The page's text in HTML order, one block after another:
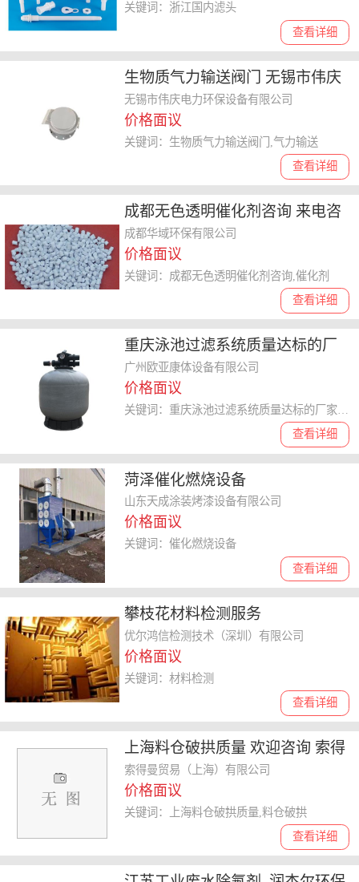
查看详细
关键词：浙江国内滤头
生物质气力输送阀门 无锡市伟庆
电力环保设备供应
无锡市伟庆电力环保设备有限公司
价格面议
查看详细
关键词：生物质气力输送阀门,气力输送
成都无色透明催化剂咨询 来电咨
询 成都华域环保供应
成都华域环保有限公司
价格面议
查看详细
关键词：成都无色透明催化剂咨询,催化剂
重庆泳池过滤系统质量达标的厂
家 服务为先 广州欧亚康体设备供
应
广州欧亚康体设备有限公司
价格面议
查看详细
菏泽催化燃烧设备
山东天成涂装烤漆设备有限公司
价格面议
查看详细
关键词：催化燃烧设备
攀枝花材料检测服务
优尔鸿信检测技术（深圳）有限公司
价格面议
查看详细
关键词：材料检测
上海料仓破拱质量 欢迎咨询 索得
曼贸易供应
索得曼贸易（上海）有限公司
价格面议
查看详细
关键词：上海料仓破拱质量,料仓破拱